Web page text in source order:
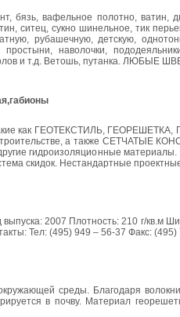
бязь, вафельное полотно,
ситец, сукно шинельное, тик
рубашечную, детскую,
наволочки,
и т.д. Ветошь, путанка. ЛЮБЫЕ
как ГЕОТЕКСТИЛЬ,
а также СЕТЧАТЫЕ
гидроизоляционные
скидок. Нестандартные
2007 Плотность: 210 г/кв.м
Тел: (495) 949 – 56-37 Факс: (495)
среды. Благодаря
в почву. Материал